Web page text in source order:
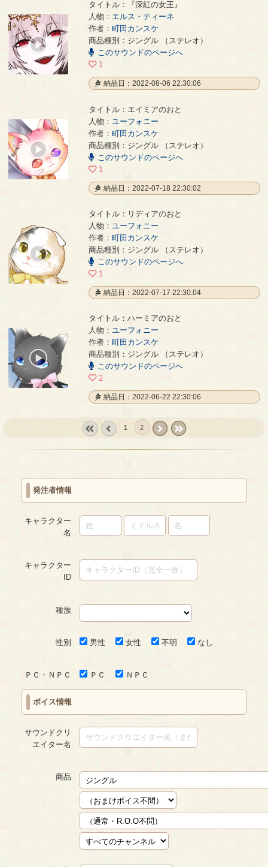
『深紅の女王』 - 町田カンスケ
タイトル：『深紅の女王』
人物： エルス・ティーネ
作者： 町田カンスケ
商品種別：ジングル （ステレオ）
このサウンドのページへ
1
納品日：2022-08-06 22:30:06
エイミアのおと - 町田カンスケ
タイトル：エイミアのおと
人物： ユーフォニー
作者： 町田カンスケ
商品種別：ジングル （ステレオ）
このサウンドのページへ
1
納品日：2022-07-18 22:30:02
リディアのおと - 町田カンスケ
タイトル：リディアのおと
人物： ユーフォニー
作者： 町田カンスケ
商品種別：ジングル （ステレオ）
このサウンドのページへ
1
納品日：2022-07-17 22:30:04
ハーミアのおと - 町田カンスケ
タイトル：ハーミアのおと
人物： ユーフォニー
作者： 町田カンスケ
商品種別：ジングル （ステレオ）
このサウンドのページへ
2
納品日：2022-06-22 22:30:06
1 2
発注者情報
キャラクター
名
キャラクター
ID
種族
性別 男性 女性 不明 なし
ＰＣ・ＮＰＣ ＰＣ ＮＰＣ
ボイス情報
サウンドクリ
エイター名
商品